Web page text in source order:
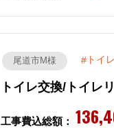
尾道市M様 トイレ
トイレ交換/トイレ
工事費込総額：